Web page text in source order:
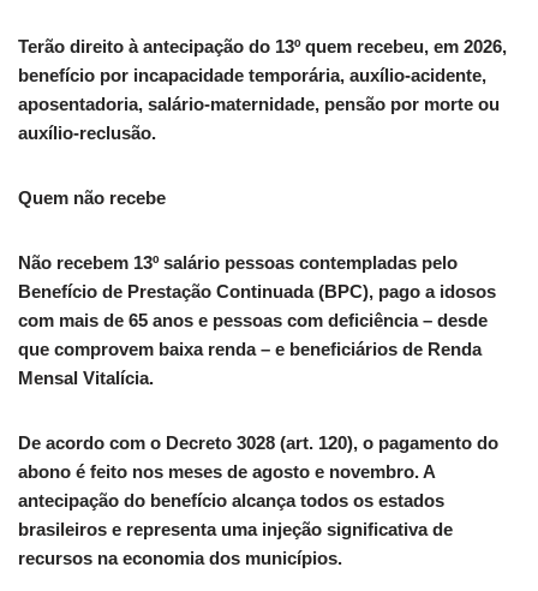
Terão direito à antecipação do 13º quem recebeu, em 2026,
benefício por incapacidade temporária, auxílio-acidente,
aposentadoria, salário-maternidade, pensão por morte ou
auxílio-reclusão.
Quem não recebe
Não recebem 13º salário pessoas contempladas pelo
Benefício de Prestação Continuada (BPC), pago a idosos
com mais de 65 anos e pessoas com deficiência – desde
que comprovem baixa renda – e beneficiários de Renda
Mensal Vitalícia.
De acordo com o Decreto 3028 (art. 120), o pagamento do
abono é feito nos meses de agosto e novembro. A
antecipação do benefício alcança todos os estados
brasileiros e representa uma injeção significativa de
recursos na economia dos municípios.